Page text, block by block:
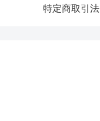
特定商取引法